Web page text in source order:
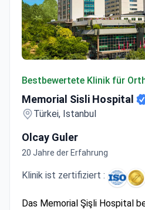
Bestbewertete Klinik für
Memorial Sisli Hospital
Türkei, Istanbul
Olcay Guler
20 Jahre der Erfahrung
Klinik ist zertifiziert :
Das Memorial Şişli Hospital